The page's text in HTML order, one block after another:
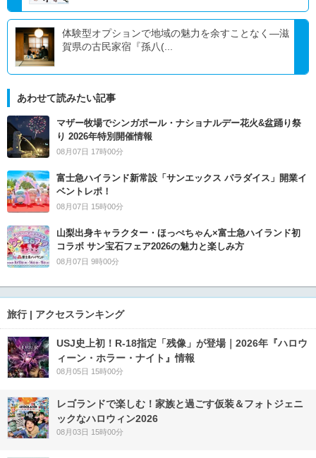
体験型オプションで地域の魅力を余すことなく―滋
賀県の古民家宿『孫八(...
あわせて読みたい記事
マザー牧場でシンガポール・ナショナルデー花火&盆踊り祭
り 2026年特別開催情報
08月07日 17時00分
富士急ハイランド新常設「サンエックス パラダイス」開業イ
ベントレポ！
08月07日 15時00分
山梨出身キャラクター・ほっぺちゃん×富士急ハイランド初
コラボ サン宝石フェア2026の魅力と楽しみ方
08月07日 9時00分
旅行 | アクセスランキング
USJ史上初！R-18指定「残像」が登場｜2026年『ハロウ
ィーン・ホラー・ナイト』情報
08月05日 15時00分
レゴランドで楽しむ！家族と過ごす仮装＆フォトジェニ
ックなハロウィン2026
08月03日 15時00分